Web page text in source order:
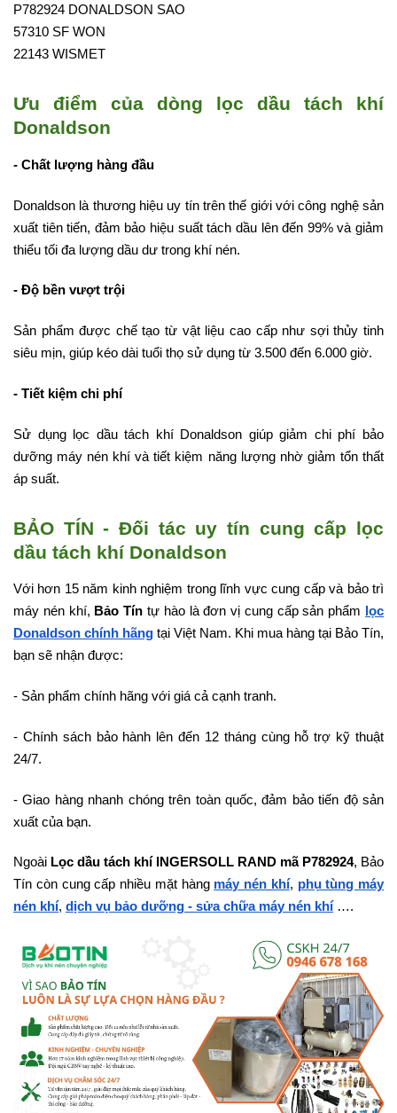
P782924 DONALDSON SAO
57310 SF WON
22143 WISMET
Ưu điểm của dòng lọc dầu tách khí
Donaldson
- Chất lượng hàng đầu
Donaldson là thương hiệu uy tín trên thế giới với công nghệ sản
xuất tiên tiến, đảm bảo hiệu suất tách dầu lên đến 99% và giảm
thiểu tối đa lượng dầu dư trong khí nén.
- Độ bền vượt trội
Sản phẩm được chế tạo từ vật liệu cao cấp như sợi thủy tinh
siêu mịn, giúp kéo dài tuổi thọ sử dụng từ 3.500 đến 6.000 giờ.
- Tiết kiệm chi phí
Sử dụng lọc dầu tách khí Donaldson giúp giảm chi phí bảo
dưỡng máy nén khí và tiết kiệm năng lượng nhờ giảm tổn thất
áp suất.
BẢO TÍN - Đối tác uy tín cung cấp lọc
dầu tách khí Donaldson
Với hơn 15 năm kinh nghiệm trong lĩnh vực cung cấp và bảo trì
máy nén khí, Bảo Tín tự hào là đơn vị cung cấp sản phẩm
lọc
Donaldson chính hãng tại Việt Nam. Khi mua hàng tại Bảo Tín,
bạn sẽ nhận được:
- Sản phẩm chính hãng với giá cả cạnh tranh.
- Chính sách bảo hành lên đến 12 tháng cùng hỗ trợ kỹ thuật
24/7.
- Giao hàng nhanh chóng trên toàn quốc, đảm bảo tiến độ sản
xuất của bạn.
Ngoài Lọc dầu tách khí INGERSOLL RAND mã P782924, Bảo
Tín còn cung cấp nhiều mặt hàng máy nén khí, phụ tùng máy
nén khí, dịch vụ bảo dưỡng - sửa chữa máy nén khí ….